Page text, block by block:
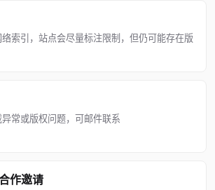
索引，站点会尽量标注限制，但仍可能存在版
常或版权问题，可邮件联系
作邀请